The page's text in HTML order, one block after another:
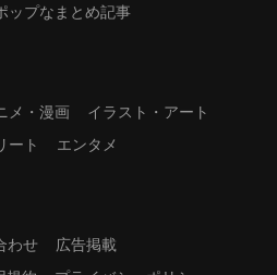
ップなまとめ記事
メ・漫画
イラスト・アート
ート エンタメ
わせ
広告掲載